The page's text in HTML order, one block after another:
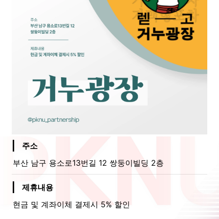
주소
부산 남구 용소로13번길 12 쌍둥이빌딩 2층
제휴내용
현금 및 계좌이체 결제시 5% 할인